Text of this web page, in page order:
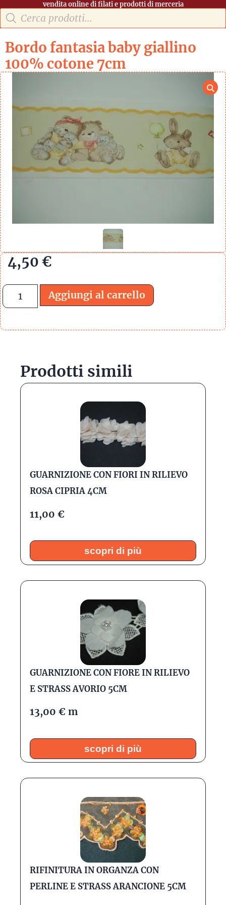
vendita online di filati e prodotti di merceria
Bordo fantasia baby giallino
100% cotone 7cm
4,50€
Aggiungi al carrello
Prodotti simili
GUARNIZIONE CON FIORI IN RILIEVO
ROSA CIPRIA 4CM
11,00€
scopri di più
GUARNIZIONE CON FIORE IN RILIEVO
E STRASS AVORIO 5CM
13,00€ m
scopri di più
RIFINITURA IN ORGANZA CON
PERLINE E STRASS ARANCIONE 5CM